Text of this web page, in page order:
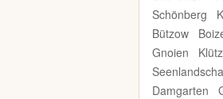
Schönberg
Bützow
Gnoien
Klütz
Damgarten